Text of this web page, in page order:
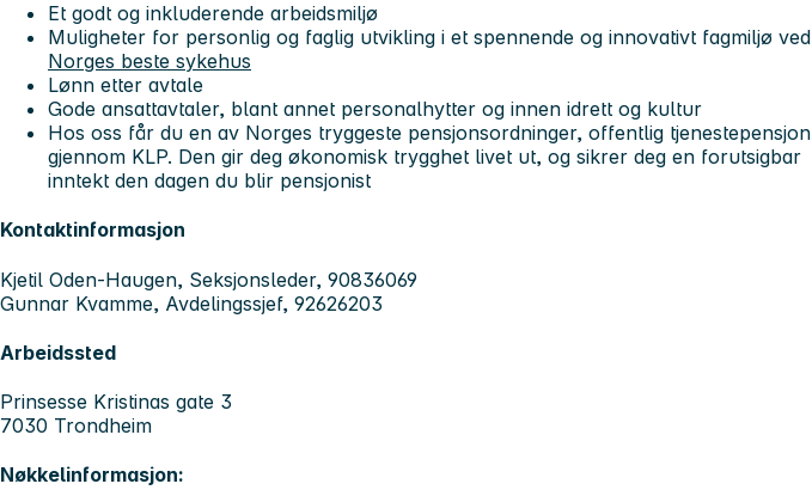
Et godt og inkluderende arbeidsmiljø
Muligheter for personlig og faglig utvikling i et spennende og innovativt fagmiljø ved
Norges beste sykehus
Lønn etter avtale
Gode ansattavtaler, blant annet personalhytter og innen idrett og kultur
Hos oss får du en av Norges tryggeste pensjonsordninger, offentlig tjenestepensjon
gjennom KLP. Den gir deg økonomisk trygghet livet ut, og sikrer deg en forutsigbar
inntekt den dagen du blir pensjonist
Kontaktinformasjon
Kjetil Oden-Haugen, Seksjonsleder, 90836069
Gunnar Kvamme, Avdelingssjef, 92626203
Arbeidssted
Prinsesse Kristinas gate 3
7030 Trondheim
Nøkkelinformasjon: